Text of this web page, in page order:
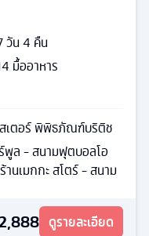
วัน4 คืน
มื้ออาหาร
สเตอร์ พิพิธภัณฑ์บริติช
พูล - สนามฟุตบอลโอ
นเมกกะ สโตร์ - สนาม
ดูรายละเอียด